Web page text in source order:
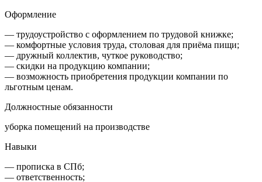
Оформление
— трудоустройство с оформлением по трудовой книжке;
— комфортные условия труда, столовая для приёма пищи;
— дружный коллектив, чуткое руководство;
— скидки на продукцию компании;
— возможность приобретения продукции компании по
льготным ценам.
Должностные обязанности
уборка помещений на производстве
Навыки
— прописка в СПб;
— ответственность;